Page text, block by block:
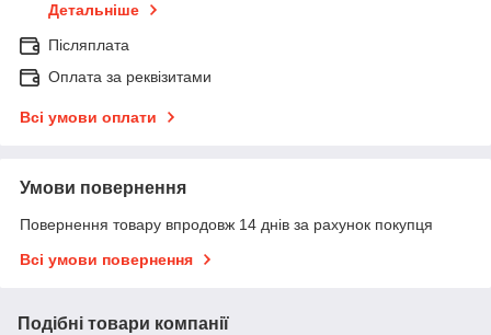
Детальніше
Післяплата
Оплата за реквізитами
Всі умови оплати
Умови повернення
Повернення товару впродовж 14 днів за рахунок покупця
Всі умови повернення
Подібні товари компанії